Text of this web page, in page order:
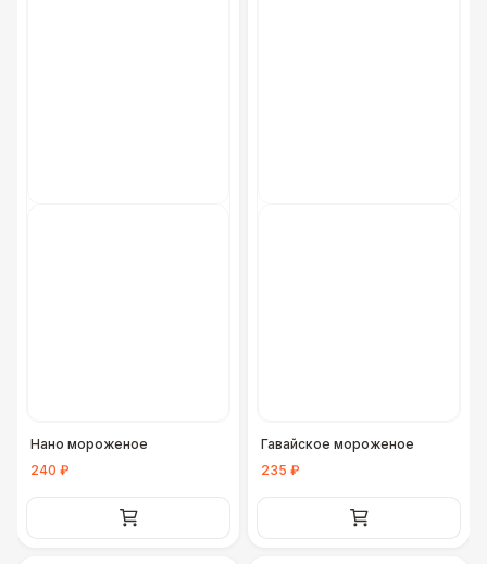
Нано мороженое
240 ₽
Гавайское мороженое
235 ₽